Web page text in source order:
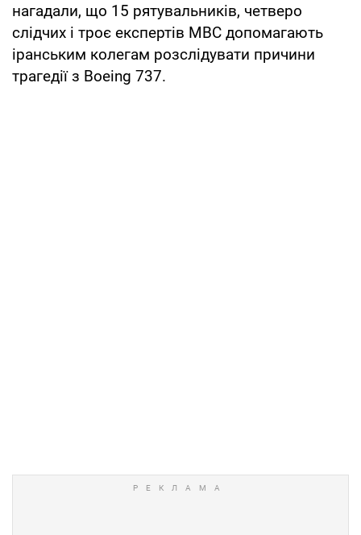
нагадали, що 15 рятувальників, четверо
слідчих і троє експертів МВС допомагають
іранським колегам розслідувати причини
трагедії з Boeing 737.